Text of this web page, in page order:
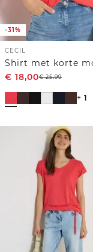
-31%
CECIL
€ 18,00€25,99
+ 1